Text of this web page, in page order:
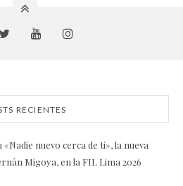
RECIENTES
nuevo cerca de ti», la nueva
Migoya, en la FIL Lima 2026